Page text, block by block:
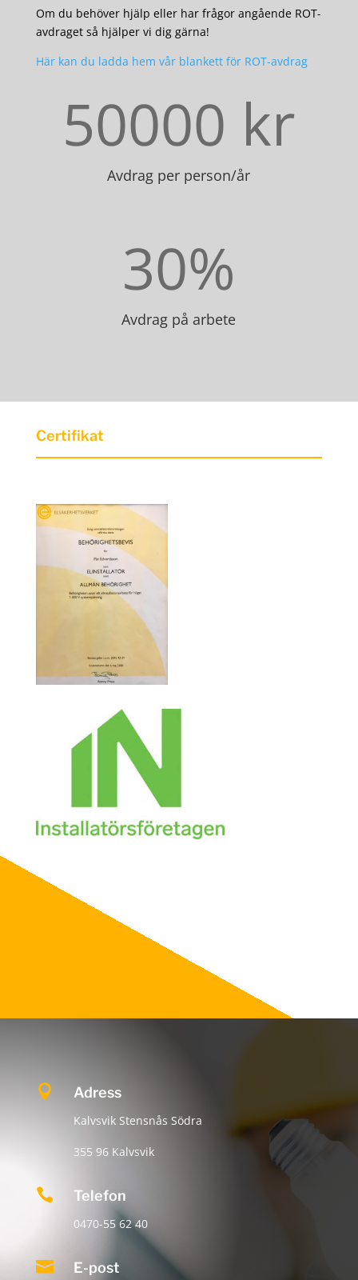
Om du behöver hjälp eller har frågor angående ROT-
avdraget så hjälper vi dig gärna!
Här kan du ladda hem vår blankett för ROT-avdrag
50000
Avdrag per person/år
30%
Avdrag på arbete
Certifikat
 Adress
Kalvsvik Stensnås Södra
355 96 Kalvsvik
 Telefon
0470-55 62 40
 E-post